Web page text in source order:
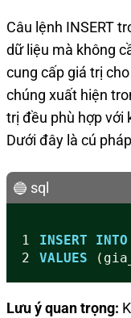
Câu lệnh INSERT
dữ liệu mà không
cung cấp giá trị
chúng xuất hiện
trị đều phù hợp với
Dưới đây là cú
sql
1
2
INSERT INTO
VALUES
(
Lưu ý quan trọng: